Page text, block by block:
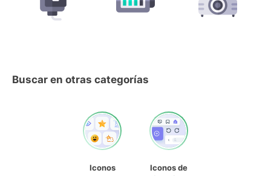
Buscar en otras categorías
Iconos
Iconos de